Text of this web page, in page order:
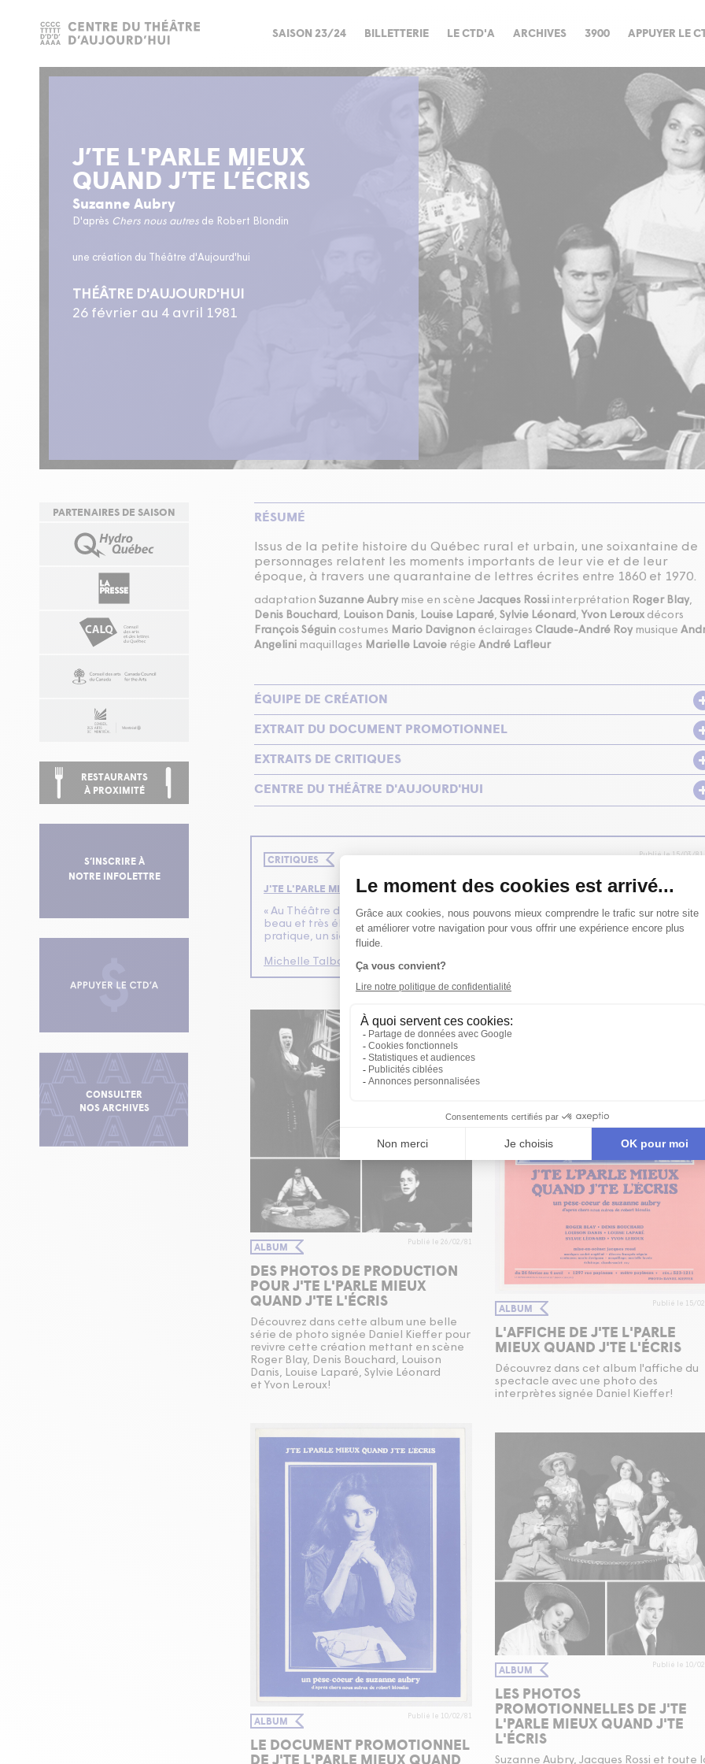
SAISON 23/24 BILLETTERIE LE CTD'A ARCHIVES 3900 APPUYER LE
J’TE L'PARLE MIEUX
QUAND J’TE L’ÉCRIS
Suzanne Aubry
D'après Chers nous autres de Robert Blondin
une création du Théâtre d'Aujourd'hui
THÉÂTRE D'AUJOURD'HUI
26 février au 4 avril 1981
PARTENAIRES DE SAISON
RESTAURANTS
À PROXIMITÉ
S’INSCRIRE À
NOTRE INFOLETTRE
CONSULTER
NOS ARCHIVES
RÉSUMÉ
Issus de la petite histoire du Québec rural et urbain, une soixantaine de
personnages relatent les moments importants de leur vie et de leur
époque, à travers une quarantaine de lettres écrites entre 1860 et 1970.
adaptation Suzanne Aubry mise en scène Jacques Rossi interprétation Roger Blay,
Denis Bouchard, Louison Danis, Louise Laparé, Sylvie Léonard, Yvon Leroux décors
François Séguin costumes Mario Davignon éclairages Claude-André Roy musique
Angelini maquillages Marielle Lavoie régie André Lafleur
ÉQUIPE DE CRÉATION
EXTRAIT DU DOCUMENT PROMOTIONNEL
EXTRAITS DE CRITIQUES
CENTRE DU THÉÂTRE D'AUJOURD'HUI
CRITIQUES Publié le 15/03/81
J'TE L'PARLE MIEUX QUAND J'TE L'ÉCRIS DE SUZANNE AUBRY
« Au Théâtre d'Aujourd'hui, ces jours-ci, il se passe quelque chose d'à la fois très
beau et très éloquent. On y fait vivre, en délicatesse et en toute intelligence
pratique, un siècle de correspondances entre Québécois. »
Michelle Talbot, Dimanche Matin
ALBUM Publié le 26/02/81
DES PHOTOS DE PRODUCTION
POUR J'TE L'PARLE MIEUX
QUAND J'TE L'ÉCRIS
Découvrez dans cette album une belle
série de photo signée Daniel Kieffer pour
revivre cette création mettant en scène
Roger Blay, Denis Bouchard, Louison
Danis, Louise Laparé, Sylvie Léonard
et Yvon Leroux!
ALBUM Publié le 15/
L'AFFICHE DE J'TE L'PARLE
MIEUX QUAND J'TE L'ÉCRIS
Découvrez dans cet album l'affiche du
spectacle avec une photo des
interprètes signée Daniel Kieffer!
ALBUM Publié le 10/02/81
LE DOCUMENT PROMOTIONNEL
DE J'TE L'PARLE MIEUX QUAND
ALBUM Publié le 10/
LES PHOTOS
PROMOTIONNELLES DE J'TE
L'PARLE MIEUX QUAND J'TE
L'ÉCRIS
Suzanne Aubry, Jacques Rossi et toute